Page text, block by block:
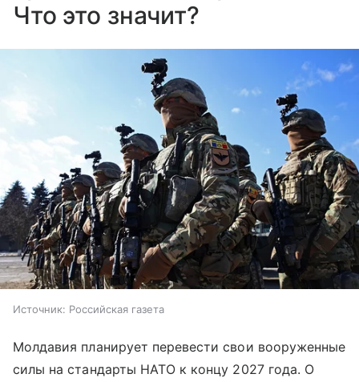
Что это значит?
Источник: Российская газета
Молдавия планирует перевести свои вооруженные
силы на стандарты НАТО к концу 2027 года. О